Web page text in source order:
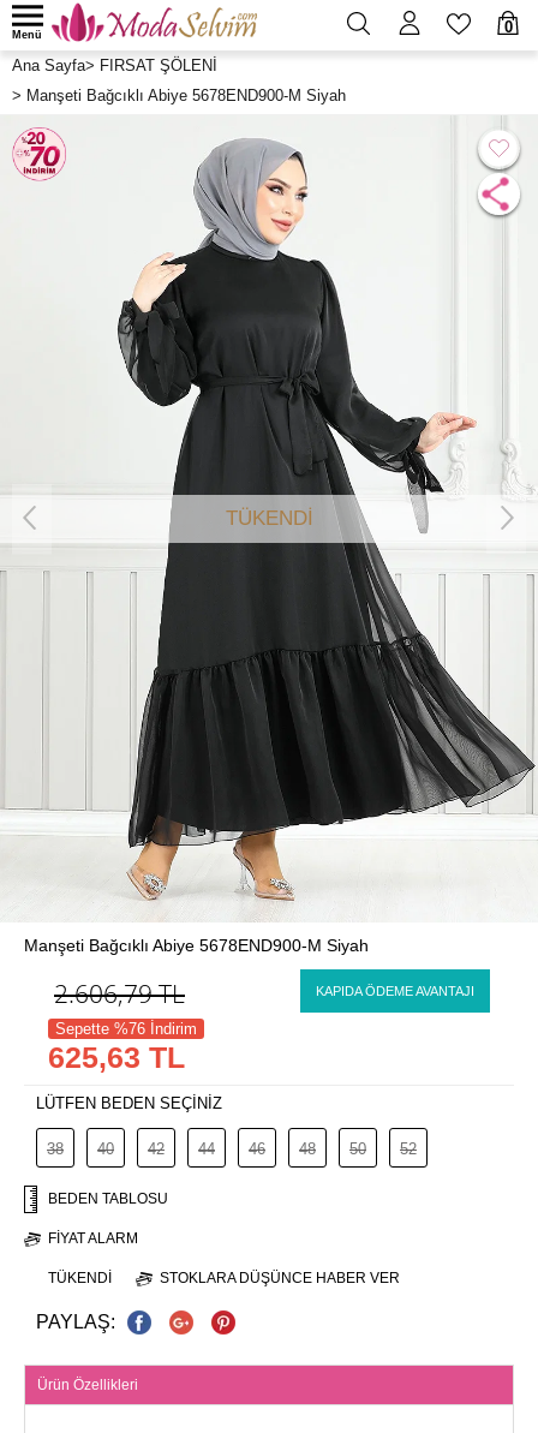
0
Menü
Ana Sayfa> FIRSAT ŞÖLENİ
> Manşeti Bağcıklı Abiye 5678END900-M Siyah
TÜKENDİ
Manşeti Bağcıklı Abiye 5678END900-M Siyah
2.606,79TL KAPIDA ÖDEME AVANTAJI
Sepette %76 İndirim
625,63 TL
LÜTFEN BEDEN SEÇİNİZ
38 40 42 44 46 48 50 52
BEDEN TABLOSU
FIYAT ALARM
TÜKENDI STOKLARA DÜŞÜNCE HABER VER
PAYLAŞ:
Ürün Özellikleri